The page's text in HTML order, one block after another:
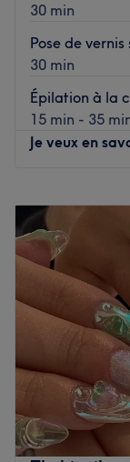
30 min
Pose de
30 min
Épilation à la
15 min - 35
Je veux en
Mardi
Mercredi
Jeudi
Vendredi
Samedi
Dimanche
Bienvenue chez
incontournable
beauté dans le
Découvrez une
coiffure, conçus